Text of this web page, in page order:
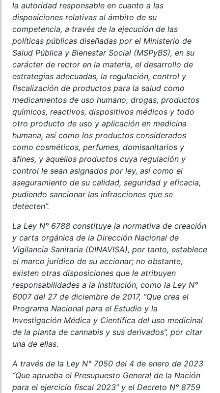
la autoridad responsable en cuanto a las
disposiciones relativas al ámbito de su
competencia, a través de la ejecución de las
políticas públicas diseñadas por el Ministerio de
Salud Pública y Bienestar Social (MSPyBS), en su
carácter de rector en la materia, el desarrollo de
estrategias adecuadas, la regulación, control y
fiscalización de productos para la salud como
medicamentos de uso humano, drogas, productos
químicos, reactivos, dispositivos médicos y todo
otro producto de uso y aplicación en medicina
humana, así como los productos considerados
como cosméticos, perfumes, domisanitarios y
afines, y aquellos productos cuya regulación y
control le sean asignados por ley, así como el
aseguramiento de su calidad, seguridad y eficacia,
pudiendo sancionar las infracciones que se
detecten”.
La Ley N° 6788 constituye la normativa de creación
y carta orgánica de la Dirección Nacional de
Vigilancia Sanitaria (DINAVISA), por tanto, establece
el marco jurídico de su accionar; no obstante,
existen otras disposiciones que le atribuyen
responsabilidades a la Institución, como la Ley N°
6007 del 27 de diciembre de 2017, “Que crea el
Programa Nacional para el Estudio y la
Investigación Médica y Científica del uso medicinal
de la planta de cannabis y sus derivados”, por citar
una de ellas.
A través de la Ley N° 7050 del 4 de enero de 2023
“Que aprueba el Presupuesto General de la Nación
para el ejercicio fiscal 2023” y el Decreto N° 8759